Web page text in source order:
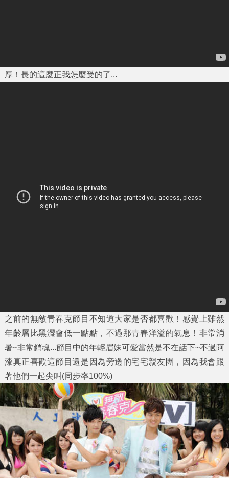
厚！長的這麼正我怎麼受的了...
之前的無敵青春克節目不知道大家是否都喜歡！感覺上雖然
年齡層比黑澀會低一點點，不過那青春洋溢的氣息！非常消
暑~非常銷魂...節目中的年輕眉妹可愛當然是不在話下~不過阿
漆真正喜歡這節目還是因為旁邊的宅宅親友團，因為我會跟
著他們一起尖叫(同步率100%)